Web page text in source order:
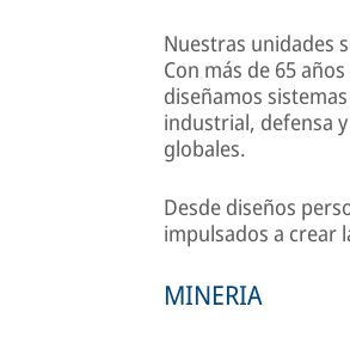
Nuestras unidades
Con más de 65
diseñamos
industrial, defensa
globales.
Desde diseños
impulsados ​​a crear
MINERIA